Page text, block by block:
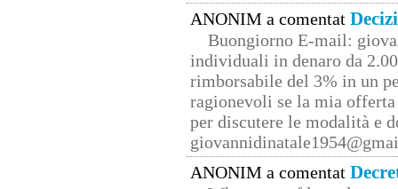
ANONIM a comentat
Buongiorno E-mail:
individuali in denaro da
rimborsabile del 3% in un
ragionevoli se la mia
per discutere le modalità e
ANONIM a comentat